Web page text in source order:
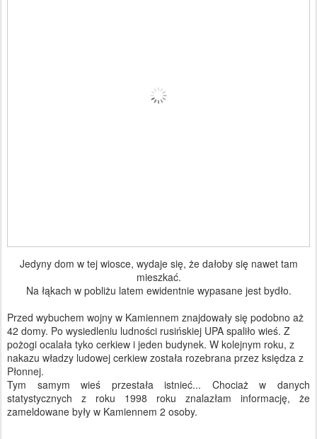
Jedyny dom w tej wiosce, wydaje się, że dałoby się nawet tam
mieszkać.
Na łąkach w pobliżu latem ewidentnie wypasane jest bydło.
Przed wybuchem wojny w Kamiennem znajdowały się podobno aż
42 domy. Po wysiedleniu ludności rusińskiej UPA spaliło wieś. Z
pożogi ocalała tyko cerkiew i jeden budynek. W kolejnym roku, z
nakazu władzy ludowej cerkiew została rozebrana przez księdza z
Płonnej.
Tym samym wieś przestała istnieć... Chociaż w danych
statystycznych z roku 1998 roku znalazłam informację, że
zameldowane były w Kamiennem 2 osoby.